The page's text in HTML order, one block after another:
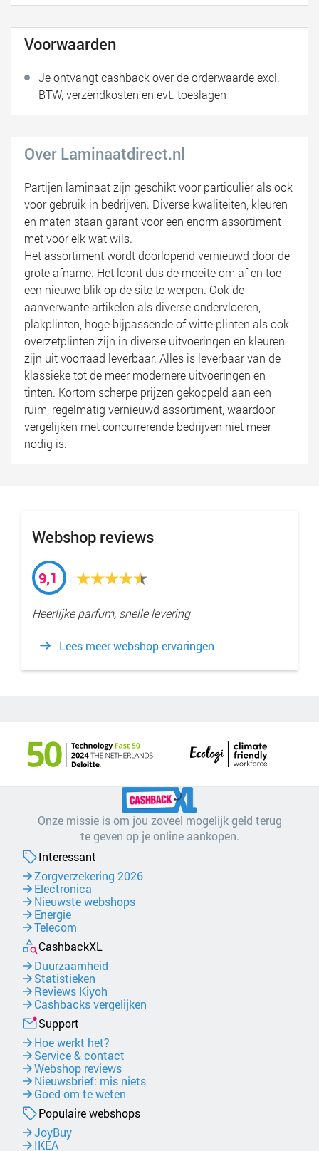
Voorwaarden
Je ontvangt cashback over de orderwaarde excl.
BTW, verzendkosten en evt. toeslagen
Over Laminaatdirect.nl
Partijen laminaat zijn geschikt voor particulier als ook
voor gebruik in bedrijven. Diverse kwaliteiten, kleuren
en maten staan garant voor een enorm assortiment
met voor elk wat wils.
Het assortiment wordt doorlopend vernieuwd door de
grote afname. Het loont dus de moeite om af en toe
een nieuwe blik op de site te werpen. Ook de
aanverwante artikelen als diverse ondervloeren,
plakplinten, hoge bijpassende of witte plinten als ook
overzetplinten zijn in diverse uitvoeringen en kleuren
zijn uit voorraad leverbaar. Alles is leverbaar van de
klassieke tot de meer modernere uitvoeringen en
tinten. Kortom scherpe prijzen gekoppeld aan een
ruim, regelmatig vernieuwd assortiment, waardoor
vergelijken met concurrerende bedrijven niet meer
nodig is.
Webshop reviews
9,1
Heerlijke parfum, snelle levering
Lees meer webshop ervaringen
Onze missie is om jou zoveel mogelijk geld terug
te geven op je online aankopen.
Interessant
Zorgverzekering 2026
Electronica
Nieuwste webshops
Energie
Telecom
CashbackXL
Duurzaamheid
Statistieken
Reviews Kiyoh
Cashbacks vergelijken
Support
Hoe werkt het?
Service & contact
Webshop reviews
Nieuwsbrief: mis niets
Goed om te weten
Populaire webshops
JoyBuy
IKEA